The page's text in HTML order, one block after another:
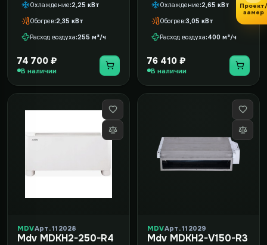
Охлаждение 2,25 кВт
Обогрев 2,35 кВт
Расход воздуха 255 м³/ч
74 700 ₽
В наличии
Охлаждение 2,65 кВт
Обогрев 3,05 кВт
Расход воздуха 400 м³/ч
76 410 ₽
В наличии
MDVАрт. 112028
Mdv MDKH2-250-R4
MDVАрт. 112029
Mdv MDKH2-V150-R3
Проект/
замер